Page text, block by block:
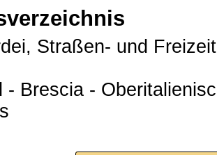
Straßen- und
- Brescia -